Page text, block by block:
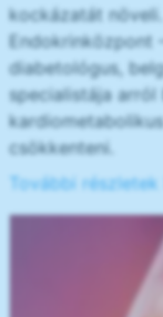
kockázatát növeli.
Endokrinközpont
diabetológus,
specialistája
csökkenteni.
További részletek